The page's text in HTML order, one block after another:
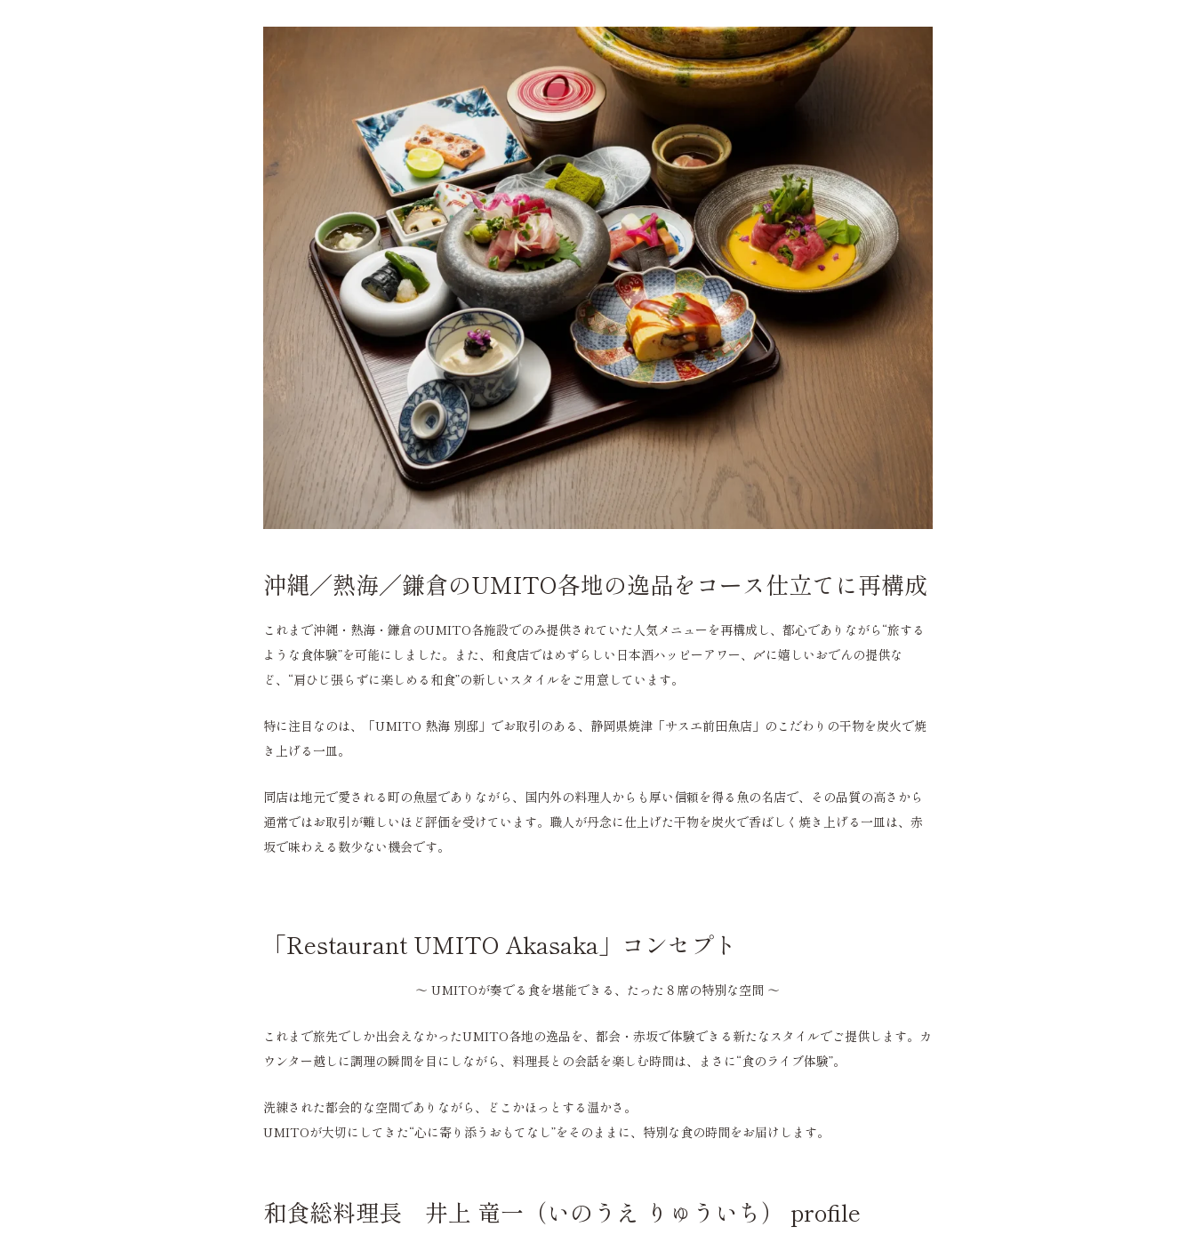
沖縄／熱海／鎌倉のUMITO各地の逸品をコース仕立てに再構成
これまで沖縄・熱海・鎌倉のUMITO各施設でのみ提供されていた人気メニューを再構成し、都心でありながら“旅する
ような食体験”を可能にしました。また、和食店ではめずらしい日本酒ハッピーアワー、〆に嬉しいおでんの提供な
ど、“肩ひじ張らずに楽しめる和食”の新しいスタイルをご用意しています。
特に注目なのは、「UMITO 熱海 別邸」でお取引のある、静岡県焼津「サスエ前田魚店」のこだわりの干物を炭火で焼
き上げる一皿。
同店は地元で愛される町の魚屋でありながら、国内外の料理人からも厚い信頼を得る魚の名店で、その品質の高さから
通常ではお取引が難しいほど評価を受けています。職人が丹念に仕上げた干物を炭火で香ばしく焼き上げる一皿は、赤
坂で味わえる数少ない機会です。
「Restaurant UMITO Akasaka」コンセプト
〜 UMITOが奏でる食を堪能できる、たった８席の特別な空間 〜
これまで旅先でしか出会えなかったUMITO各地の逸品を、都会・赤坂で体験できる新たなスタイルでご提供します。カ
ウンター越しに調理の瞬間を目にしながら、料理長との会話を楽しむ時間は、まさに“食のライブ体験”。
洗練された都会的な空間でありながら、どこかほっとする温かさ。
UMITOが大切にしてきた“心に寄り添うおもてなし”をそのままに、特別な食の時間をお届けします。
和食総料理長 井上 竜一（いのうえ りゅういち） profile